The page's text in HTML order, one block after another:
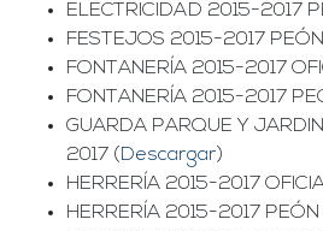
ELECTRICIDAD 2015-2017
FESTEJOS 2015-2017
FONTANERÍA 2015-2017
FONTANERÍA 2015-2017
GUARDA PARQUE Y
2017 (Descargar)
HERRERÍA 2015-2017
HERRERÍA 2015-2017 PEÓN